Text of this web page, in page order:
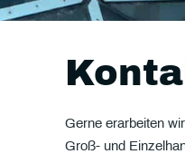
Gerne erarbeiten
Groß- und